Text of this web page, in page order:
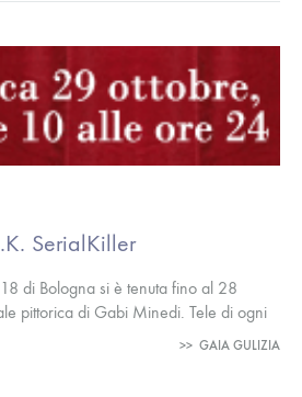
SerialKiller
di Bologna si è tenuta fino al 28
pittorica di Gabi Minedi. Tele di ogni
occhi di colore…
>> GAIA GULIZIA